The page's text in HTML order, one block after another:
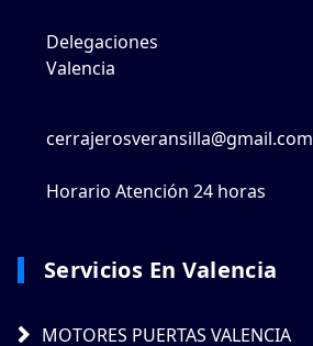
Delegaciones
Valencia
cerrajerosveransilla@gmail.com
Horario Atención 24 horas
Servicios En Valencia
MOTORES PUERTAS VALENCIA